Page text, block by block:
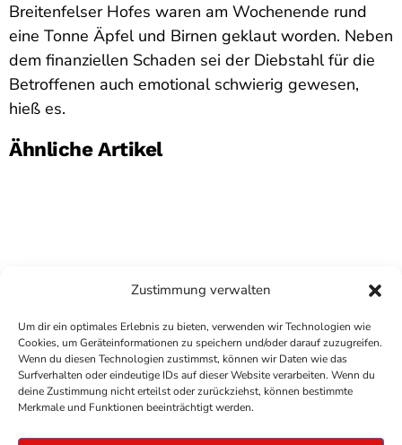
Zustimmung verwalten
Um dir ein optimales Erlebnis zu bieten, verwenden wir Technologien wie
Cookies, um Geräteinformationen zu speichern und/oder darauf zuzugreifen.
Wenn du diesen Technologien zustimmst, können wir Daten wie das
Surfverhalten oder eindeutige IDs auf dieser Website verarbeiten. Wenn du
deine Zustimmung nicht erteilst oder zurückziehst, können bestimmte
Merkmale und Funktionen beeinträchtigt werden.
Breitenfelser Hofes waren am Wochenende rund
eine Tonne Äpfel und Birnen geklaut worden. Neben
dem finanziellen Schaden sei der Diebstahl für die
Betroffenen auch emotional schwierig gewesen,
hieß es.
Ähnliche Artikel
COPYRIGHTANTENNE BAD KREUZNACH